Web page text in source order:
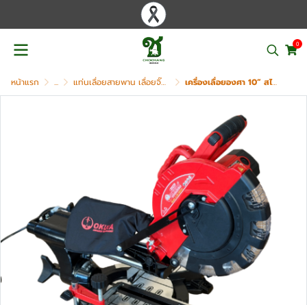
0
หน้าแรก ... แท่นเลื่อยสายพาน เลื่อยจิ๊กซอ เครื่องเลื่อยองศา 10” สไลด์ได้ OKURA รุ่น OK-SMS10